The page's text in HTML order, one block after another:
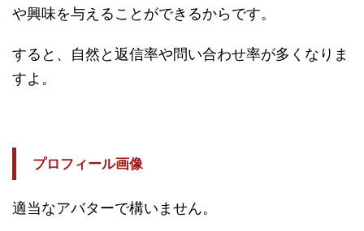
や興味を与えることができるからです。
すると、自然と返信率や問い合わせ率が多くなりま
すよ。
プロフィール画像
適当なアバターで構いません。